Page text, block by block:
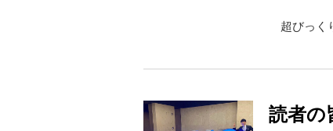
超びっく
読者の